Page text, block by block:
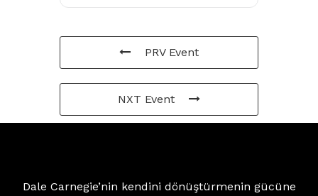
PRV Event
NXT Event
Dale Carnegie’nin kendini dönüştürmenin gücüne